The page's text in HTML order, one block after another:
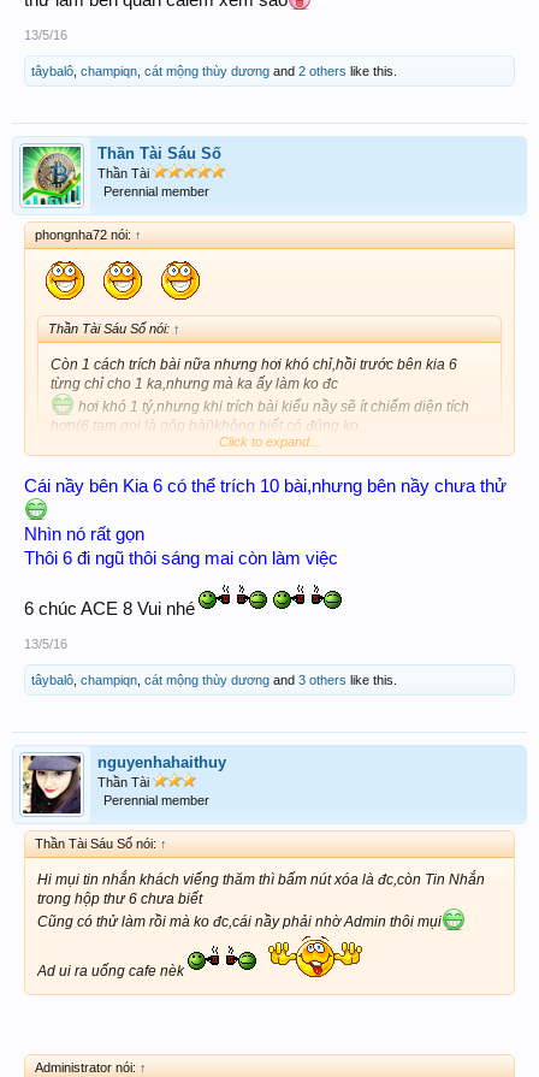
13/5/16
tâybalô, champiqn, cát mộng thùy dương and 2 others like this.
Thần Tài Sáu Số
Thần Tài
Perennial member
phongnha72 nói: ↑
Thần Tài Sáu Số nói: ↑
Còn 1 cách trích bài nữa nhưng hơi khó chỉ,hồi trước bên kia 6
từng chỉ cho 1 ka,nhưng mà ka ấy làm ko đc
hơi khó 1 tý,nhưng khi trích bài kiểu nầy sẽ ít chiếm diện tích
hơn(6 tạm gọi là gộp bài)không biết có đúng ko
Cái nầy hồi trước Smod_03 chỉ cho 6
Tixiu nói:↑
xíu muốn trich nhiều bài thì phải làm sao a Sáu?
chỉ dùm mụi cách lấy nick lại đi , nick HMHL của mụi ko đn
vào đây = máy bàn đc ..hic..
đn đc ... ko bít bị sao nữa, huynh 6 giúp mụi dc hok??
quynh87 nói:
Cho mui hoi . Mui hok bo dau duoc huynh ui
Click to expand...
Click to expand...
Click to expand...
Cái nầy bên Kia 6 có thể trích 10 bài,nhưng bên nầy chưa thử
Nhìn nó rất gọn
Thôi 6 đi ngũ thôi sáng mai còn làm việc
6 chúc ACE 8 Vui nhé
13/5/16
tâybalô champiqn cát mộng thùy dương and 3 others like this.
nguyenhahaithuy
Thần Tài
Perennial member
Thần Tài Sáu Số nói: ↑
Hi mụi tin nhắn khách viếng thăm thì bấm nút xóa là đc,còn Tin Nhắn
trong hộp thư 6 chưa biết
Cũng có thử làm rồi mà ko đc,cái nầy phải nhờ Admin thôi mụi
Ad ui ra uống cafe nèk
Administrator nói: ↑